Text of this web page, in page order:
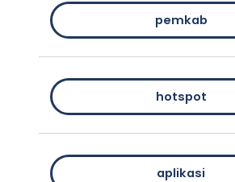
pemkab
hotspot
aplikasi